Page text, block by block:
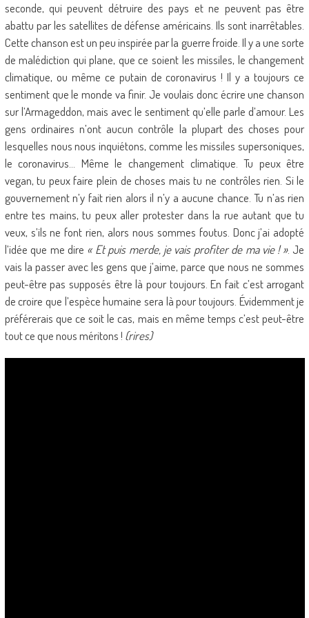
seconde, qui peuvent détruire des pays et ne peuvent pas être
abattu par les satellites de défense américains. Ils sont inarrêtables.
Cette chanson est un peu inspirée par la guerre froide. Il y a une sorte
de malédiction qui plane, que ce soient les missiles, le changement
climatique, ou même ce putain de coronavirus ! Il y a toujours ce
sentiment que le monde va finir. Je voulais donc écrire une chanson
sur l’Armageddon, mais avec le sentiment qu’elle parle d’amour. Les
gens ordinaires n’ont aucun contrôle la plupart des choses pour
lesquelles nous nous inquiétons, comme les missiles supersoniques,
le coronavirus… Même le changement climatique. Tu peux être
vegan, tu peux faire plein de choses mais tu ne contrôles rien. Si le
gouvernement n’y fait rien alors il n’y a aucune chance. Tu n’as rien
entre tes mains, tu peux aller protester dans la rue autant que tu
veux, s’ils ne font rien, alors nous sommes foutus. Donc j’ai adopté
l’idée que me dire « Et puis merde, je vais profiter de ma vie ! ». Je
vais la passer avec les gens que j’aime, parce que nous ne sommes
peut-être pas supposés être là pour toujours. En fait c’est arrogant
de croire que l’espèce humaine sera là pour toujours. Évidemment je
préférerais que ce soit le cas, mais en même temps c’est peut-être
tout ce que nous méritons ! (rires)